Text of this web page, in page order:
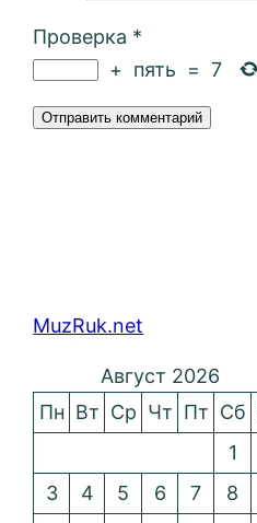
Проверка *
+ пять = 7
MuzRuk.net
Август 2026
Пн Вт Ср Чт Пт Сб
1
3
4 5 6 7 8